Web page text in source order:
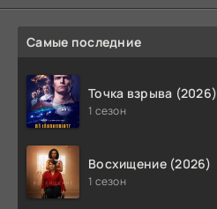
Самые последние
Точка взрыва (2026)
1 сезон
Восхищение (2026)
1 сезон